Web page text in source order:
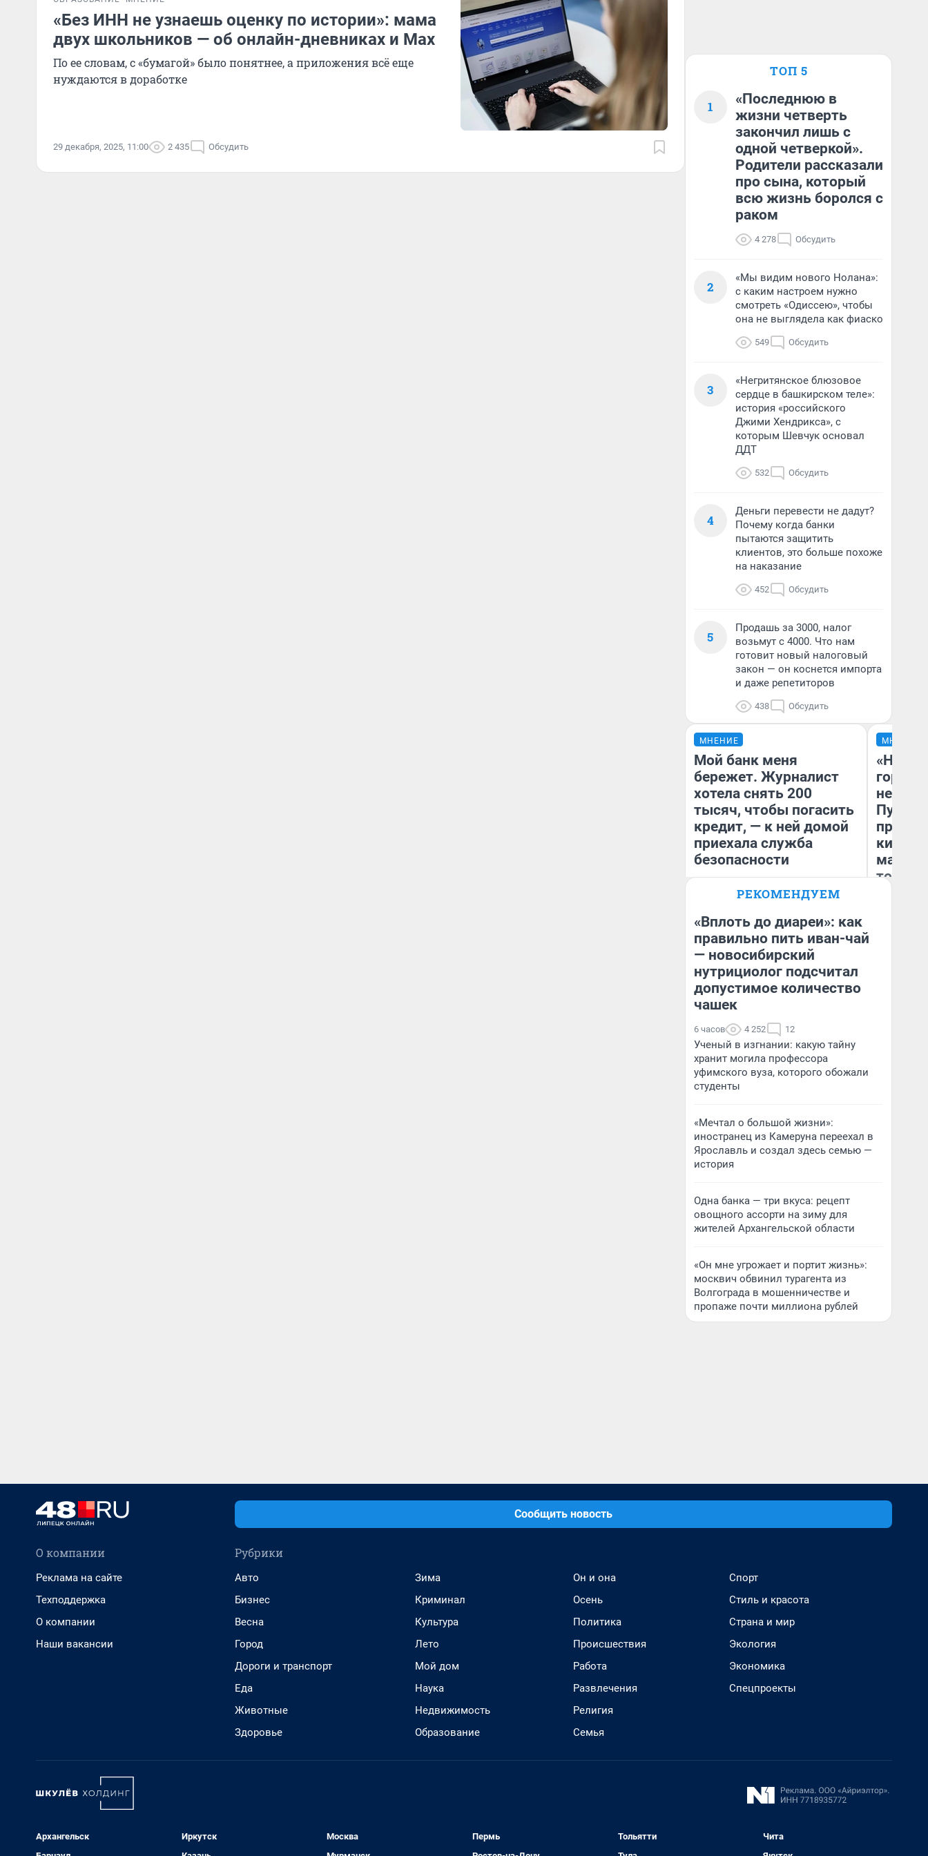
«Без ИНН не узнаешь оценку по истории»: мама
двух школьников — об онлайн-дневниках и Max
По ее словам, с «бумагой» было понятнее, а приложения всё еще
нуждаются в доработке
29 декабря, 2025, 11:00 2 435 Обсудить
ТОП 5
1
«Последнюю в
жизни четверть
закончил лишь с
одной четверкой».
Родители рассказали
про сына, который
всю жизнь боролся с
раком
4 278 Обсудить
2
«Мы видим нового Нолана»:
с каким настроем нужно
смотреть «Одиссею», чтобы
она не выглядела как фиаско
549 Обсудить
3
«Негритянское блюзовое
сердце в башкирском теле»:
история «российского
Джими Хендрикса», с
которым Шевчук основал
ДДТ
532 Обсудить
4
Деньги перевести не дадут?
Почему когда банки
пытаются защитить
клиентов, это больше похоже
на наказание
452 Обсудить
5
Продашь за 3000, налог
возьмут с 4000. Что нам
готовит новый налоговый
закон — он коснется импорта
и даже репетиторов
438 Обсудить
МНЕНИЕ
Мой банк меня
бережет. Журналист
хотела снять 200
тысяч, чтобы погасить
кредит, — к ней домой
приехала служба
безопасности
Ксения Владимирская
МНЕНИЕ
«Нет
того
РЕКОМЕНДУЕМ
«Вплоть до диареи»: как
правильно пить иван-чай
— новосибирский
нутрициолог подсчитал
допустимое количество
чашек
6 часов 4 252 12
Ученый в изгнании: какую тайну
хранит могила профессора
уфимского вуза, которого обожали
студенты
«Мечтал о большой жизни»:
иностранец из Камеруна переехал в
Ярославль и создал здесь семью —
история
Одна банка — три вкуса: рецепт
овощного ассорти на зиму для
жителей Архангельской области
«Он мне угрожает и портит жизнь»:
москвич обвинил турагента из
Волгограда в мошенничестве и
пропаже почти миллиона рублей
Сообщить новость
О компании
Реклама на сайте
Техподдержка
О компании
Наши вакансии
Рубрики
Авто
Бизнес
Весна
Город
Дороги и транспорт
Еда
Животные
Здоровье
Зима
Криминал
Культура
Лето
Мой дом
Наука
Недвижимость
Образование
Он и она
Осень
Политика
Происшествия
Работа
Развлечения
Религия
Семья
Спорт
Стиль и красота
Страна и мир
Экология
Экономика
Спецпроекты
Архангельск
Иркутск
Москва
Пермь
Тольятти
Чита